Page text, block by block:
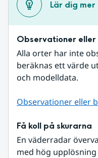
Lär dig mer
Observationer
Alla orter har inte
beräknas ett värde
och modelldata.
Observationer eller
Få koll på skurarna
En väderradar
med hög